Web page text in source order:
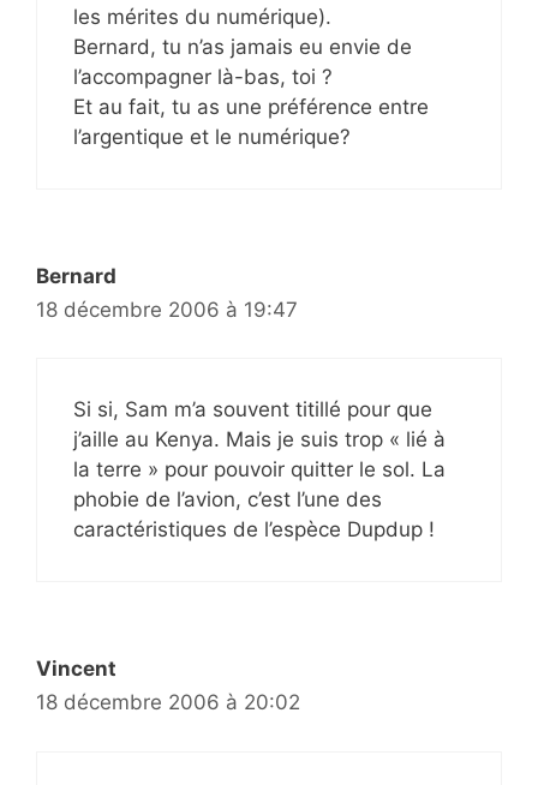
les mérites du numérique).
Bernard, tu n’as jamais eu envie de
l’accompagner là-bas, toi ?
Et au fait, tu as une préférence entre
l’argentique et le numérique?
Bernard
18 décembre 2006 à 19:47
Si si, Sam m’a souvent titillé pour que
j’aille au Kenya. Mais je suis trop « lié à
la terre » pour pouvoir quitter le sol. La
phobie de l’avion, c’est l’une des
caractéristiques de l’espèce Dupdup !
Vincent
18 décembre 2006 à 20:02